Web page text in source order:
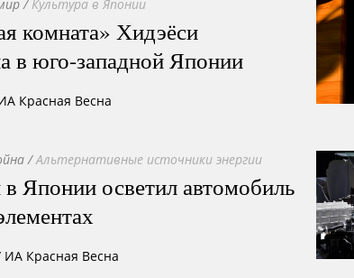
/ Культура в Японии
комната» Хидэёси
в юго-западной Японии
Красная Весна
/Альтернативные источники энергии
Японии осветил автомобиль
ИА Красная Весна